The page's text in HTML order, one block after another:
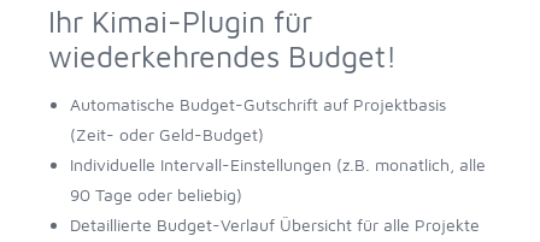
Ihr Kimai-Plugin für
wiederkehrendes Budget!
Automatische Budget-Gutschrift auf Projektbasis
(Zeit- oder Geld-Budget)
Individuelle Intervall-Einstellungen (z.B. monatlich, alle
90 Tage oder beliebig)
Detaillierte Budget-Verlauf Übersicht für alle Projekte